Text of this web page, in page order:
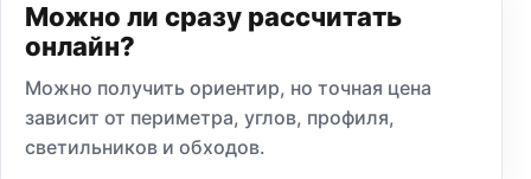
Можно ли сразу рассчитать
онлайн?
Можно получить ориентир, но точная цена
зависит от периметра, углов, профиля,
светильников и обходов.